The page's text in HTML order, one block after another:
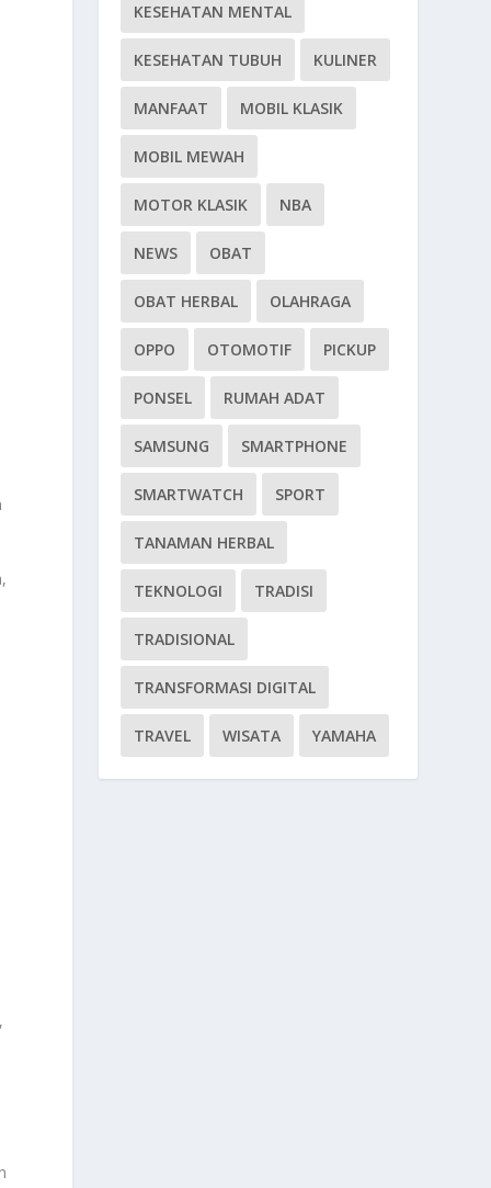
KESEHATAN MENTAL
KESEHATAN TUBUH KULINER
MANFAAT MOBIL KLASIK
MOBIL MEWAH
MOTOR KLASIK NBA
NEWS OBAT
OBAT HERBAL OLAHRAGA
OPPO OTOMOTIF PICKUP
PONSEL RUMAH ADAT
SAMSUNG SMARTPHONE
SMARTWATCH SPORT
TANAMAN HERBAL
TEKNOLOGI TRADISI
TRADISIONAL
TRANSFORMASI DIGITAL
TRAVEL WISATA YAMAHA